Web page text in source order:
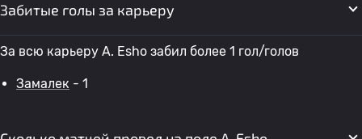
Забитые голы за карьеру
За всю карьеру A. Esho забил более 1 гол/голов
Замалек - 1